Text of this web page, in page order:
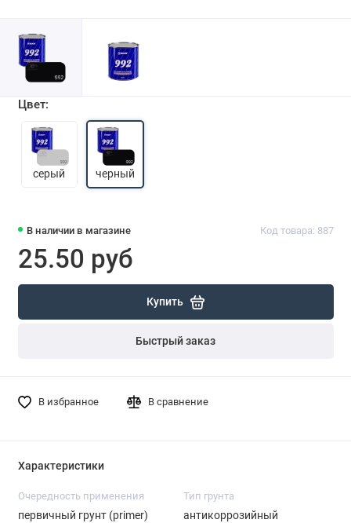
В наличии в магазине Код товара: 887
25.50 руб
Купить
Быстрый заказ
В избранное В сравнение
Цвет:
серый черный
Характеристики
Очередность применения
первичный грунт (primer)
Тип грунта
антикоррозийный